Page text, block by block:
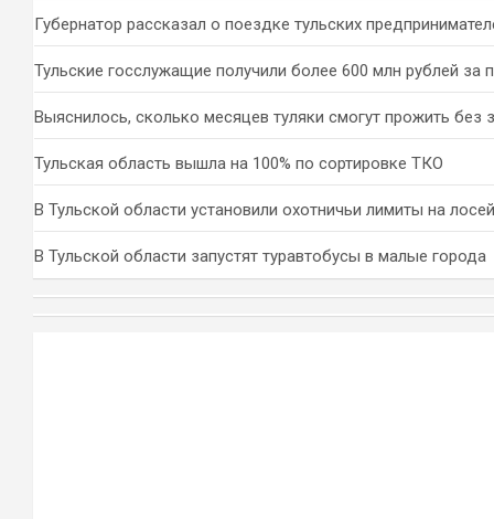
Губернатор рассказал о поездке тульских
Тульские госслужащие получили более 600 млн рублей за
Выяснилось, сколько месяцев туляки смогут прожить без
Тульская область вышла на 100% по сортировке ТКО
В Тульской области установили охотничьи лимиты на
В Тульской области запустят туравтобусы в малые города